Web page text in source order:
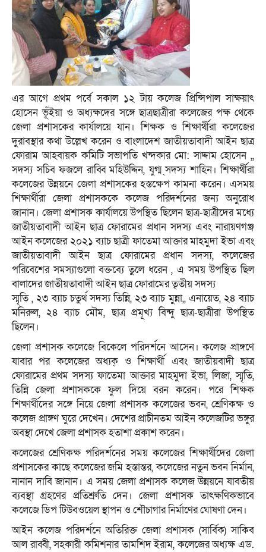
এর আগে প্রথম পর্বে সকাল ১২ টায় কলেজ প্রিন্সিপাল সাক্ষয়াৎ
হোসেন ভূঁইয়া ও অধ্যক্ষদের সঙ্গে ছাত্রছাত্রীরা কলেজের পক্ষ থেকে
জেলা প্রশাসকের কার্যালয়ে যান। শিক্ষক ও শিক্ষার্থীরা কলেজের
দুরাবস্থার কথা উল্লেখ করেন ও বাংলাদেশ জাতীয়তাবাদী আইন ছাত্র
ফোরাম আহবায়ক কমিটি সভাপতি খন্দকার মো: সাদ্দাম হোসেন ,,
সদস্য সচিব ফজলে রাব্বি মহিউদ্দিন, যুগ্ম ্সদস্য শাহিন। শিক্ষার্থীরা
কলেজের উন্নয়নে জেলা প্রশাসকের হস্তক্ষেপ কামনা করেন। এসময়
শিক্ষার্থীরা জেলা প্রশাসককে কলেজ পরিদর্শনের জন্য অনুরোধ
জানান। জেলা প্রশাসক কার্যালয়ে উপস্থিত ছিলেন ছাত্র-ছাত্রীদের মধ্যে
জাতীয়তাবাদী আইন ছাত্র ফোরামের প্রধান সদস্য এবং নারায়ণগঞ্জ
আইন কলেজের ২০২১ ব্যাচ ছাত্রী ফাতেমা আক্তার মাহমুদা ইভা এবং
জাতীয়তাবাদী আইন ছাত্র ফোরামের প্রধান সদস্য, কলেজের
পরিবেশের সমস্যাগুলো বক্তব্যে তুলে ধরেন , এ সময় উপস্থিত ছিল
বালাদের জাতীয়তাবাদী আইন ছাত্র ফোরামের তৃতীয় সদস্য
স্মৃতি , ২৩ ব্যাচ চতুর্থ সদস্য তিন্নি, ২৩ ব্যাচ মুন্না,, এনায়েত, ২৪ ব্যাচ
মনিরুল, ২৪ ব্যাচ মৌম, ছাত্র প্রমূখ্য বিন্দু ছাত্র-ছাত্রীরা উপস্থিত
ছিলেন।
জেলা প্রশাসক কলেজে বিকেলে পরিদর্শনে আসেন। কলেজ প্রাঙ্গণে
যাবার পর কলেজের অধ্যক্ ও শিক্ষার্থী এবং জাতীয়বাদী ছাত্র
ফোরামের প্রথম সদস্য ফাতেমা আক্তার মাহমুদা ইভা, লিজা, স্মৃতি,
তিন্নি জেলা প্রশাসককে ফুল দিয়ে বরন করেন। পরে শিক্ষক
শিক্ষার্থীদের সঙ্গে নিয়ে জেলা প্রশাসক কলেজের ভবন, শ্রেণিকক্ষ ও
কলেজ প্রাঙ্গণ ঘুরে দেখেন। দেশের প্রাচীনতম আইন কলেজটির ভঙ্গুর
অবস্থা দেখে জেলা প্রশাসক হতাশা প্রকাশ করেন।
কলেজের শ্রেণিকক্ষ পরিদর্শনের সময় কলেজের শিক্ষার্থীদের জেলা
প্রশাসকের কাছে কলেজের জমি হস্তান্তর, কলেজের নতুন ভবন নির্মান,
নানান দাবি জানান। এ সময় জেলা প্রশাসক কলেজ উন্নয়নে যাবতীয়
ব্যবস্থা গ্রহণের প্রতিশ্রুতি দেন। জেলা প্রশাসক তাৎক্ষণিকভাবে
কলেজে ডিপ টিউবওয়েল স্থাপন ও শৌচাগার নির্মাণের ঘোষণা দেন।
আইন কলেজ পরিদর্শনে অতিরিক্ত জেলা প্রশাসক (সার্বিক) সাকিব
আল রাব্বী, সহকারী কমিশনার তামশিদ ইরাম, কলেজের অধ্যক্ষ এড.